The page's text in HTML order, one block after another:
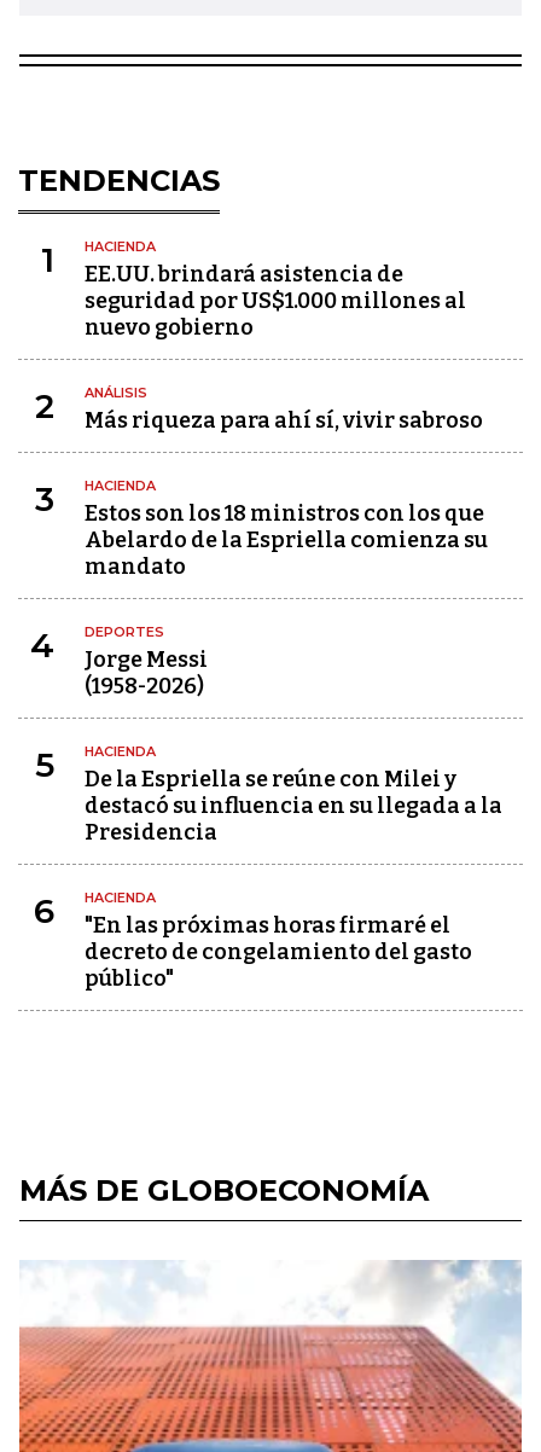
TENDENCIAS
1 HACIENDA
EE.UU. brindará asistencia de
seguridad por US$1.000 millones al
nuevo gobierno
2 ANÁLISIS
Más riqueza para ahí sí, vivir sabroso
3 HACIENDA
Estos son los 18 ministros con los que
Abelardo de la Espriella comienza su
mandato
4 DEPORTES
Jorge Messi
(1958-2026)
5 HACIENDA
De la Espriella se reúne con Milei y
destacó su influencia en su llegada a la
Presidencia
6 HACIENDA
"En las próximas horas firmaré el
decreto de congelamiento del gasto
público"
MÁS DE GLOBOECONOMÍA